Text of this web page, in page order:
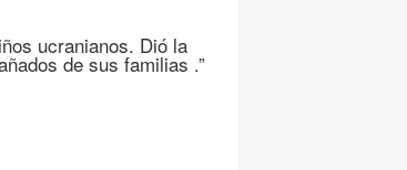
ucranianos. Dió la
de sus familias .”